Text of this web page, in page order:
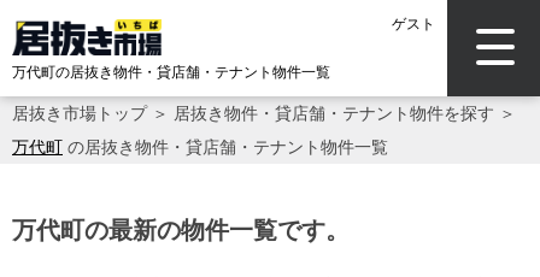
ゲスト
万代町の居抜き物件・貸店舗・テナント物件一覧
居抜き市場トップ＞ 居抜き物件・貸店舗・テナント物件を探す ＞
万代町 の居抜き物件・貸店舗・テナント物件一覧
万代町の最新の物件一覧です。